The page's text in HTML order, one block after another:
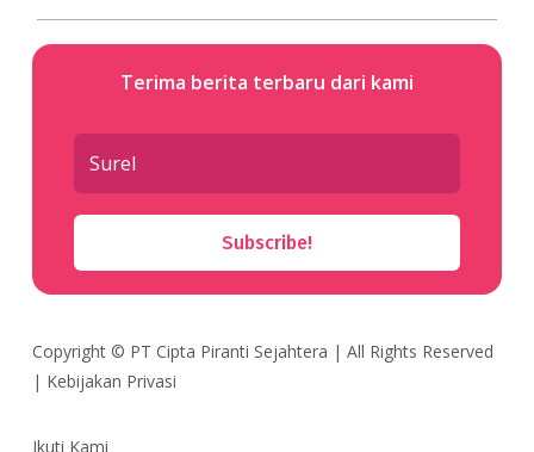
Terima berita terbaru dari kami
Subscribe!
Copyright © PT Cipta Piranti Sejahtera | All Rights Reserved
| Kebijakan Privasi
Ikuti Kami